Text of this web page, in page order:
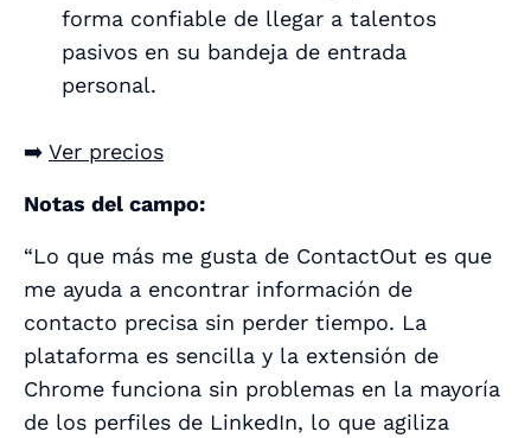
forma confiable de llegar a talentos
pasivos en su bandeja de entrada
personal.
➡️ Ver precios
Notas del campo:
“Lo que más me gusta de ContactOut es que
me ayuda a encontrar información de
contacto precisa sin perder tiempo. La
plataforma es sencilla y la extensión de
Chrome funciona sin problemas en la mayoría
de los perfiles de LinkedIn, lo que agiliza